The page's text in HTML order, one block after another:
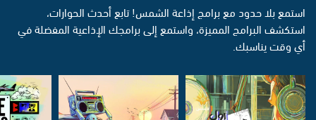
استمع بلا حدود مع برامج إذاعة الشمس! تابع أحدث الحوارات،
استكشف البرامج المميزة، واستمع إلى برامجك الإذاعية المفضلة في
أي وقت يناسبك.